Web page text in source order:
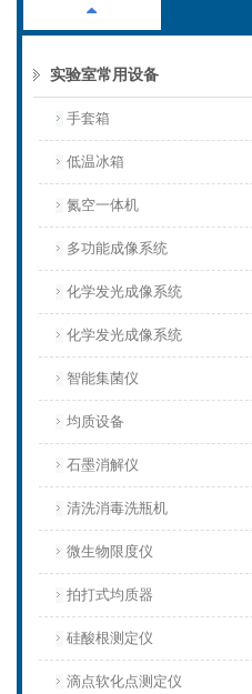
实验室常用设备
手套箱
低温冰箱
氮空一体机
多功能成像系统
化学发光成像系统
化学发光成像系统
智能集菌仪
均质设备‌
石墨消解仪
清洗消毒洗瓶机
微生物限度仪
拍打式均质器
硅酸根测定仪
滴点软化点测定仪